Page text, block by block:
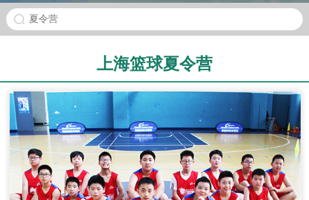
夏令营
上海篮球夏令营